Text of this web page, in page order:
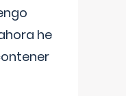
he